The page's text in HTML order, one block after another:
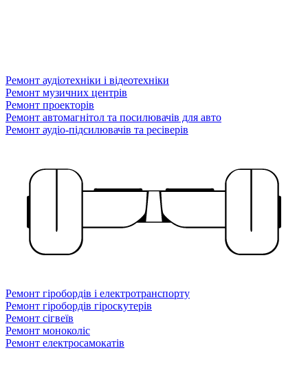
Ремонт аудіотехніки і відеотехніки
Ремонт музичних центрів
Ремонт проекторів
Ремонт автомагнітол та посилювачів для авто
Ремонт аудіо-підсилювачів та ресіверів
Ремонт гіробордів і електротранспорту
Ремонт гіробордів гіроскутерів
Ремонт сігвеїв
Ремонт моноколіс
Ремонт електросамокатів